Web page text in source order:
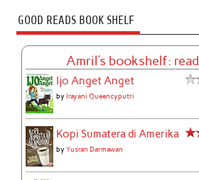
GOOD READS BOOK SHELF
Amril's bookshelf: read
Ijo Anget Anget
byIrayani Queencyputri
Kopi Sumatera di Amerika
byYusran Darmawan